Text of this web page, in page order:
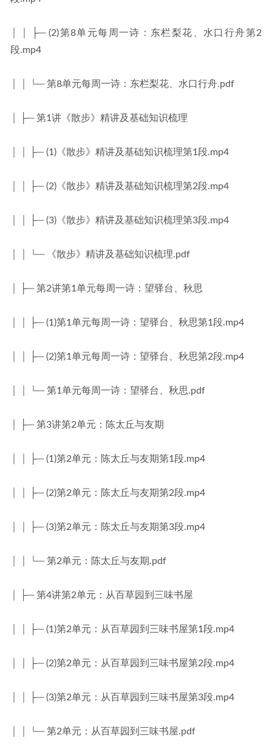
│ │ ├─ (2)第8单元每周一诗：东栏梨花、水口行舟第2
段.mp4
│ │ └─ 第8单元每周一诗：东栏梨花、水口行舟.pdf
│ ├─ 第1讲《散步》精讲及基础知识梳理
│ │ ├─ (1)《散步》精讲及基础知识梳理第1段.mp4
│ │ ├─ (2)《散步》精讲及基础知识梳理第2段.mp4
│ │ ├─ (3)《散步》精讲及基础知识梳理第3段.mp4
│ │ └─ 《散步》精讲及基础知识梳理.pdf
│ ├─ 第2讲第1单元每周一诗：望驿台、秋思
│ │ ├─ (1)第1单元每周一诗：望驿台、秋思第1段.mp4
│ │ ├─ (2)第1单元每周一诗：望驿台、秋思第2段.mp4
│ │ └─ 第1单元每周一诗：望驿台、秋思.pdf
│ ├─ 第3讲第2单元：陈太丘与友期
│ │ ├─ (1)第2单元：陈太丘与友期第1段.mp4
│ │ ├─ (2)第2单元：陈太丘与友期第2段.mp4
│ │ ├─ (3)第2单元：陈太丘与友期第3段.mp4
│ │ └─ 第2单元：陈太丘与友期.pdf
│ ├─ 第4讲第2单元：从百草园到三味书屋
│ │ ├─ (1)第2单元：从百草园到三味书屋第1段.mp4
│ │ ├─ (2)第2单元：从百草园到三味书屋第2段.mp4
│ │ ├─ (3)第2单元：从百草园到三味书屋第3段.mp4
│ │ └─ 第2单元：从百草园到三味书屋.pdf